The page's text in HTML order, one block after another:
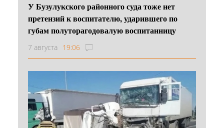
У Бузулукского районного суда тоже нет
претензий к воспитателю, ударившего по
губам полуторагодовалую воспитанницу
7 августа 19:06